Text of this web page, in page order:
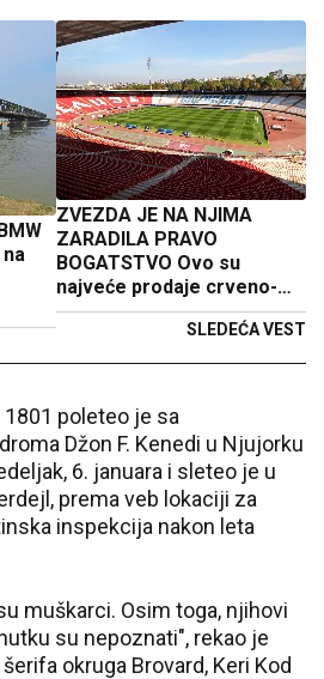
na
ZVEZDA JE NA NJIMA
ZARADILA PRAVO
BOGATSTVO Ovo su
najveće prodaje crveno-
belih u poslednjih deset
SLEDEĆA VEST
poleteo je sa
Džon F. Kenedi u Njujorku
6. januara i sleteo je u
prema veb lokaciji za
inspekcija nakon leta
muškarci. Osim toga, njihovi
su nepoznati", rekao je
okruga Brovard, Keri Kod